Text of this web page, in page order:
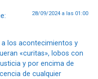
28/09/2024 a las 01:00
los acontecimientos y
«curitas», lobos con
y por encima de
de cualquier